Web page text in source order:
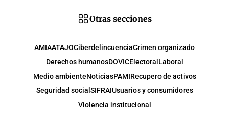
Otras secciones
AMIAATAJOCiberdelincuenciaCrimen organizado
Derechos humanosDOVICElectoralLaboral
Medio ambienteNoticiasPAMIRecupero de activos
Seguridad socialSIFRAIUsuarios y consumidores
Violencia institucional